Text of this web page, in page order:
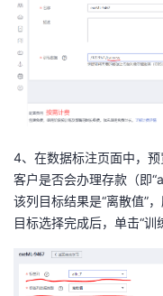
4、 在数据标注页面中，
客户是否会办理存款（即
该列目标结果是“离散值”
目标选择完成后，单击“训